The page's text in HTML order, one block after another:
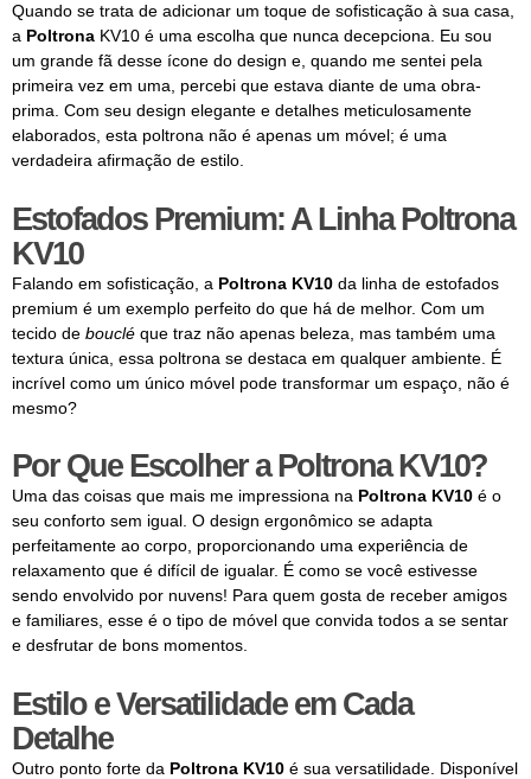
Quando se trata de adicionar um toque de sofisticação à sua casa,
a Poltrona KV10 é uma escolha que nunca decepciona. Eu sou
um grande fã desse ícone do design e, quando me sentei pela
primeira vez em uma, percebi que estava diante de uma obra-
prima. Com seu design elegante e detalhes meticulosamente
elaborados, esta poltrona não é apenas um móvel; é uma
verdadeira afirmação de estilo.
Estofados Premium: A Linha Poltrona
KV10
Falando em sofisticação, a Poltrona KV10 da linha de estofados
premium é um exemplo perfeito do que há de melhor. Com um
tecido de bouclé que traz não apenas beleza, mas também uma
textura única, essa poltrona se destaca em qualquer ambiente. É
incrível como um único móvel pode transformar um espaço, não é
mesmo?
Por Que Escolher a Poltrona KV10?
Uma das coisas que mais me impressiona na Poltrona KV10 é o
seu conforto sem igual. O design ergonômico se adapta
perfeitamente ao corpo, proporcionando uma experiência de
relaxamento que é difícil de igualar. É como se você estivesse
sendo envolvido por nuvens! Para quem gosta de receber amigos
e familiares, esse é o tipo de móvel que convida todos a se sentar
e desfrutar de bons momentos.
Estilo e Versatilidade em Cada
Detalhe
Outro ponto forte da Poltrona KV10 é sua versatilidade. Disponível